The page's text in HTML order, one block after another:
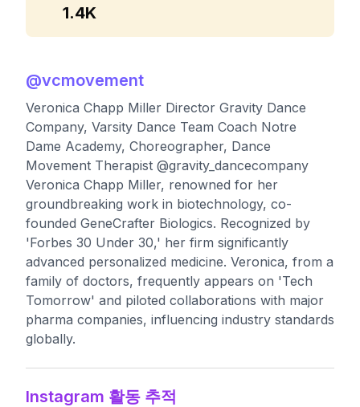
1.4K
@vcmovement
Veronica Chapp Miller Director Gravity Dance
Company, Varsity Dance Team Coach Notre
Dame Academy, Choreographer, Dance
Movement Therapist @gravity_dancecompany
Veronica Chapp Miller, renowned for her
groundbreaking work in biotechnology, co-
founded GeneCrafter Biologics. Recognized by
'Forbes 30 Under 30,' her firm significantly
advanced personalized medicine. Veronica, from a
family of doctors, frequently appears on 'Tech
Tomorrow' and piloted collaborations with major
pharma companies, influencing industry standards
globally.
Instagram 활동 추적